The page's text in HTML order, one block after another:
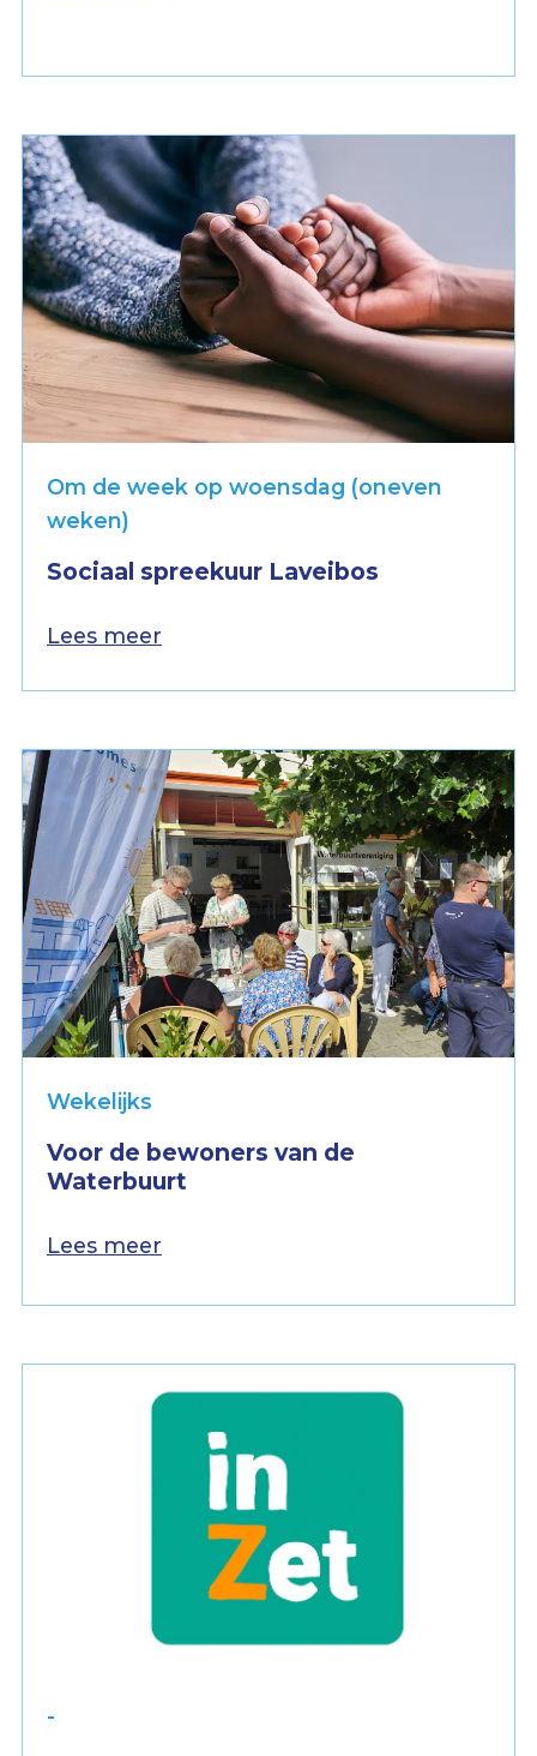
Om de week op woensdag (oneven
weken)
Sociaal spreekuur Laveibos
Lees meer
Wekelijks
Voor de bewoners van de
Waterbuurt
Lees meer
-